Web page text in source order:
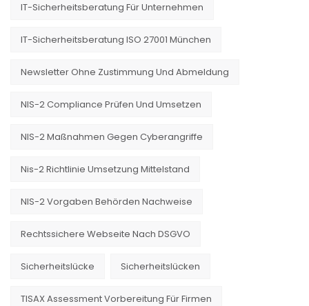
IT-Sicherheitsberatung Für Unternehmen
IT-Sicherheitsberatung ISO 27001 München
Newsletter Ohne Zustimmung Und Abmeldung
NIS-2 Compliance Prüfen Und Umsetzen
NIS-2 Maßnahmen Gegen Cyberangriffe
Nis-2 Richtlinie Umsetzung Mittelstand
NIS-2 Vorgaben Behörden Nachweise
Rechtssichere Webseite Nach DSGVO
Sicherheitslücke Sicherheitslücken
TISAX Assessment Vorbereitung Für Firmen